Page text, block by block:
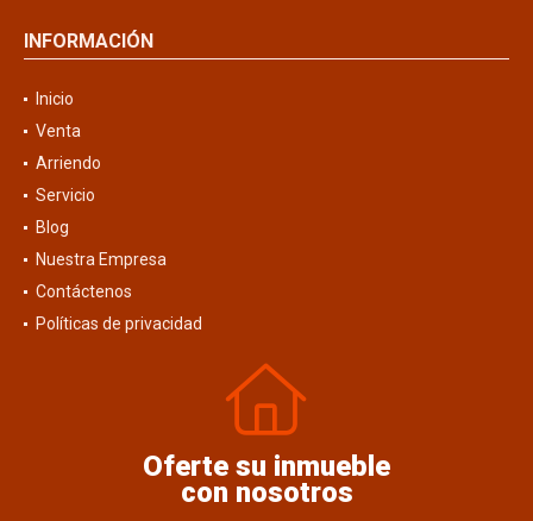
INFORMACIÓN
Inicio
Venta
Arriendo
Servicio
Blog
Nuestra Empresa
Contáctenos
Políticas de privacidad
Oferte su inmueble
con nosotros